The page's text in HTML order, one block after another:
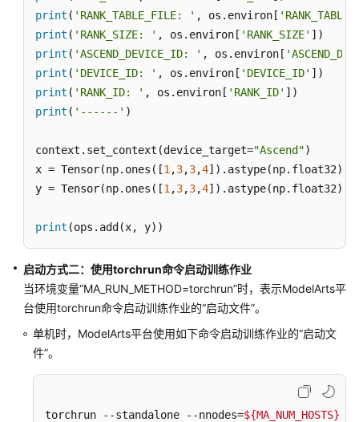
准
备
模
型
训
练
预
置
架
启
动
文
启
流
print ( 'RANK_TABLE_FILE: ' , os.environ[
print ( 'RANK_SIZE: ' , os.environ[ 'RANK_SIZE'
print ( 'ASCEND_DEVICE_ID: ' , os.environ[
print ( 'DEVICE_ID: ' , os.environ[ 'DEVICE_ID'
print ( 'RANK_ID: ' , os.environ[ 'RANK_ID'
print ( '------' )
context.set_context(device_target="Ascend")
x = Tensor(np.ones([1 ,3,3,4]).astype(np.float32))
y = Tensor(np.ones([1 ,3,3,4]).astype(np.float32))
print (ops.add(x, y))
启动方式二：使用torchrun命令启动训练作业
当环境变量“MA_RUN_METHOD=torchrun”时，表示ModelArts平
台使用torchrun命令启动训练作业的“启动文件”。
单机时，ModelArts平台使用如下命令启动训练作业的“启动文
件”。
torchrun --standalone --nnodes=${MA_NUM_HOSTS}